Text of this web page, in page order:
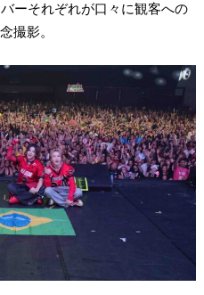
ーそれぞれが口々に観客への
撮影。